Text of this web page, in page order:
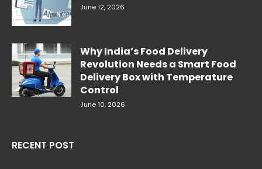
June 12, 2026
Why India’s Food Delivery
Revolution Needs a Smart Food
Delivery Box with Temperature
Control
June 10, 2026
RECENT POST